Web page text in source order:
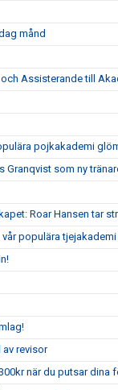
månd
Assisterande till
pojkakademi
Granqvist som ny
Roar Hansen tar
populära
revisor
när du putsar